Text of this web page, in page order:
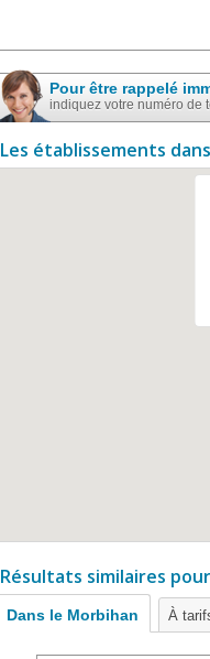
Pour être rappelé
indiquez votre numéro de
Les établissements
Résultats similaires
Dans le Morbihan À